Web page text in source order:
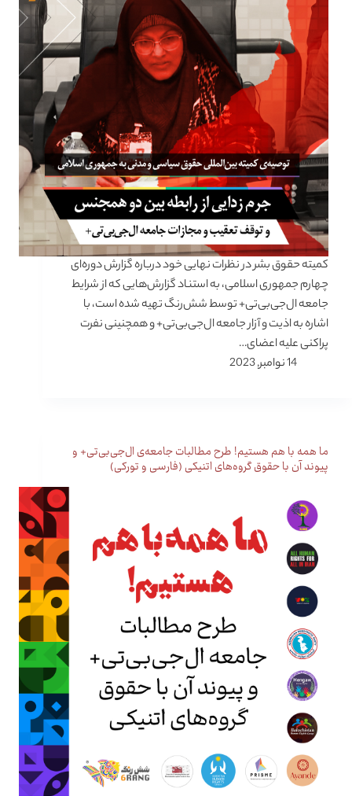
کمیته حقوق بشر در نظرات نهایی خود درباره گزارش دوره‌ای
چهارم جمهوری اسلامی، به استناد گزارش‌هایی که از شرایط
جامعه ال‌جی‌بی‌تی+ توسط شش‌رنگ تهیه شده است، با
اشاره به اذیت و آزار جامعه ال‌جی‌بی‌تی+ و همچنینی نفرت
پراکنی علیه اعضای…
14 نوامبر, 2023
ما همه با هم هستیم! طرح مطالبات جامعه‌ی ال‌جی‌بی‌تی+ و
پیوند آن با حقوق گروه‌های اتنیکی (فارسی و تورکی)